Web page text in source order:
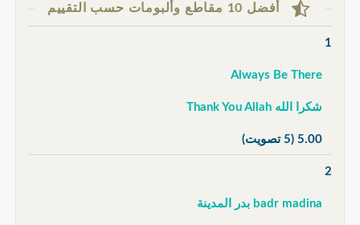
أفضل 10 مقاطع وألبومات حسب التقييم
1
Always Be There
شكرا الله Thank You Allah
5.00 (5 تصويت)
2
badr madina بدر المدينة